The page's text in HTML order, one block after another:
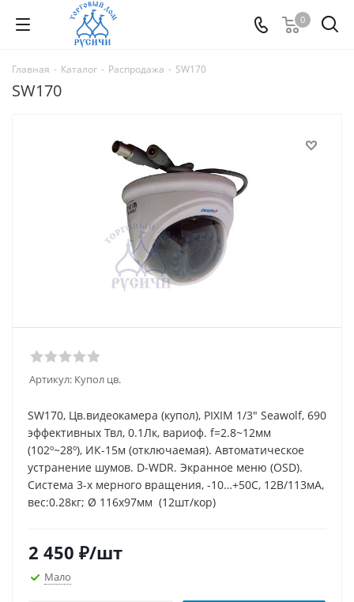
0
Главная - Каталог - Распродажа - SW170
SW170
Артикул: Купол цв.
SW170, Цв.видеокамера (купол), PIXIM 1/3" Seawolf, 690
эффективных Твл, 0.1Лк, вариоф. f=2.8~12мм
(102º~28º), ИК-15м (отключаемая). Автоматическое
устранение шумов. D-WDR. Экранное меню (OSD).
Система 3-х мерного вращения, -10…+50С, 12В/113мА,
вес:0.28кг; Ø 116х97мм (12шт/кор)
2 450 ₽/шт
Мало